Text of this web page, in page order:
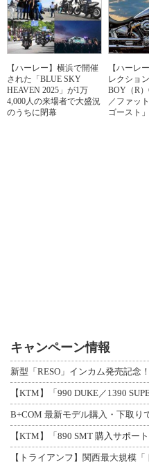
【ハーレー】横浜で開催
された「BLUE SKY
HEAVEN 2025」が1万
4,000人の来場者で大盛況
のうちに閉幕
【ハーレ
レクショ
BOY（R
／ファッ
ゴースト
キャンペーン情報
【KTM】「990 DUKE／1390
【KTM】「890 SMT 購入サポー